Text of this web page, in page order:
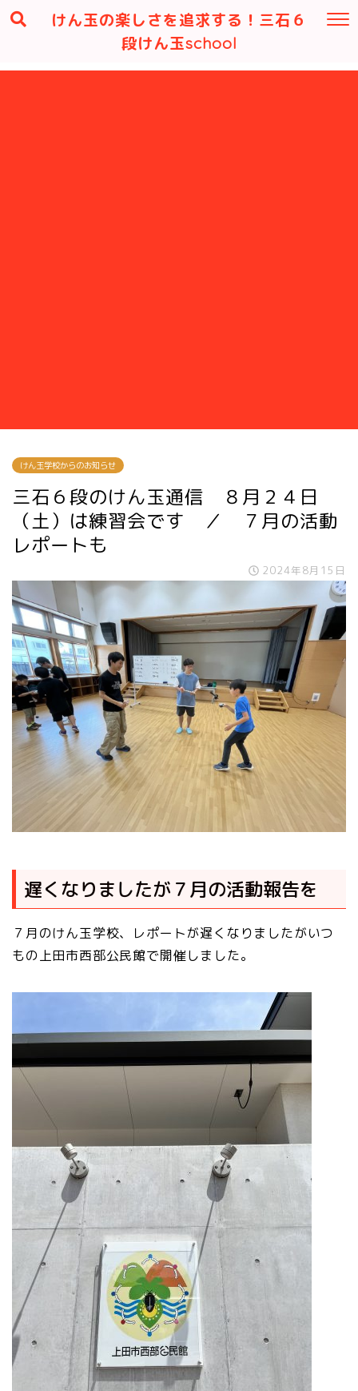
けん玉の楽しさを追求する！三石６
段けん玉school
けん玉学校からのお知らせ
三石６段のけん玉通信 ８月２４日
（土）は練習会です ／ ７月の活動
レポートも
2024年8月15日
遅くなりましたが７月の活動報告を
７月のけん玉学校、レポートが遅くなりましたがいつ
もの上田市西部公民館で開催しました。